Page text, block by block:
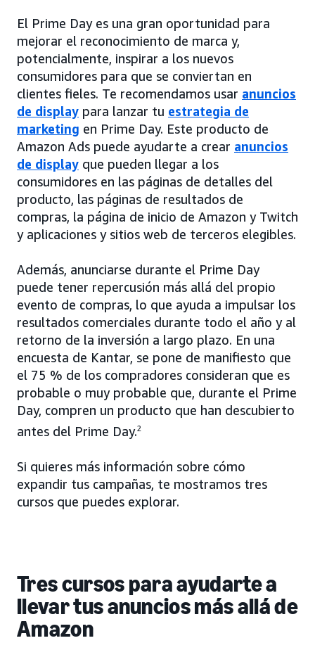
El Prime Day es una gran oportunidad para
mejorar el reconocimiento de marca y,
potencialmente, inspirar a los nuevos
consumidores para que se conviertan en
clientes fieles. Te recomendamos usar anuncios
de display para lanzar tu estrategia de
marketing en Prime Day. Este producto de
Amazon Ads puede ayudarte a crear anuncios
de display que pueden llegar a los
consumidores en las páginas de detalles del
producto, las páginas de resultados de
compras, la página de inicio de Amazon y Twitch
y aplicaciones y sitios web de terceros elegibles.
Además, anunciarse durante el Prime Day
puede tener repercusión más allá del propio
evento de compras, lo que ayuda a impulsar los
resultados comerciales durante todo el año y al
retorno de la inversión a largo plazo. En una
encuesta de Kantar, se pone de manifiesto que
el 75 % de los compradores consideran que es
probable o muy probable que, durante el Prime
Day, compren un producto que han descubierto
antes del Prime Day.2
Si quieres más información sobre cómo
expandir tus campañas, te mostramos tres
cursos que puedes explorar.
Tres cursos para ayudarte a
llevar tus anuncios más allá de
Amazon